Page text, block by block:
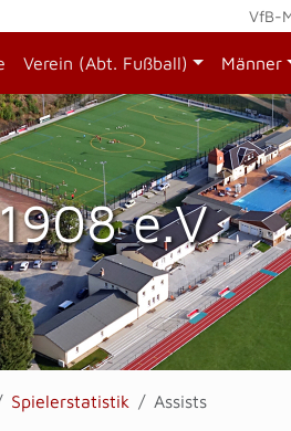
VfB-
Verein (Abt. Fußball) Männer
e.V.
Spielerstatistik Assists